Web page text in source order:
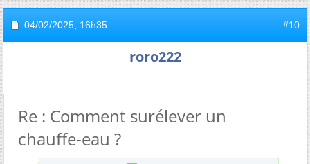
04/02/2025, 16h35 #10
roro222
Re : Comment surélever un
chauffe-eau ?